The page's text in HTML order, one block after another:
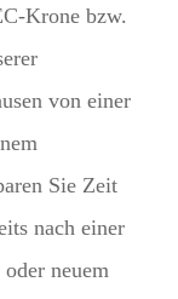
Krone bzw.
von einer
Sie Zeit
nach einer
neuem